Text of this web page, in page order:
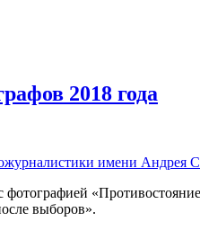
2018 года
имени Андрея
выборов».